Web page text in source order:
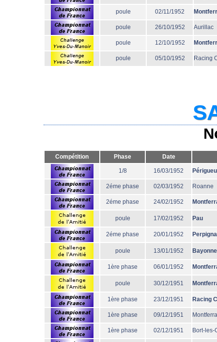
poule 02/11/1952
poule 26/10/1952 Aurillac
poule 12/10/1952
poule 05/10/1952 Racing
Compétition Phase Date
1/8 16/03/1952
2éme phase 02/03/1952 Roanne
2éme phase 24/02/1952
poule 17/02/1952 Pau
2éme phase 20/01/1952
poule 13/01/1952 Bayonne
1ère phase 06/01/1952
poule 30/12/1951
1ère phase 23/12/1951 Racing
1ère phase 09/12/1951
1ère phase 02/12/1951 Bort-les-